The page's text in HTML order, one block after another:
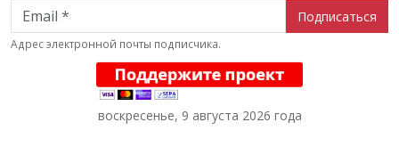
Email
Адрес электронной почты подписчика.
воскресенье, 9 августа 2026 года